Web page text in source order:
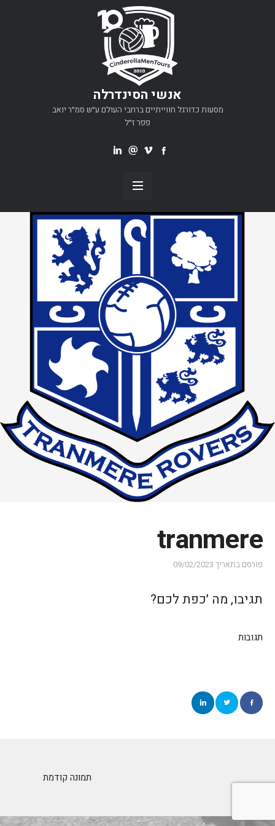
אנשי הסינדרלה
מסעות כדורגל חווייתיים ברחבי העולם ע״ש סמ״ר יואב
פפר ז״ל
tranmere
פורסם בתאריך 09/02/2023
תגיבו, מה ׳כפת לכם?
תגובות
תמונה קודמת